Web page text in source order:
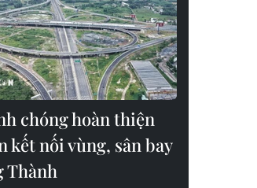
chóng hoàn thiện
kết nối vùng, sân bay
Thành